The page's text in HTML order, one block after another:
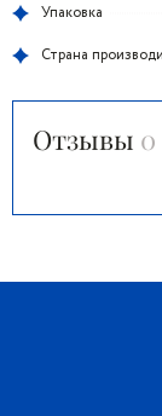
Упаковка
Страна
Отзывы 0